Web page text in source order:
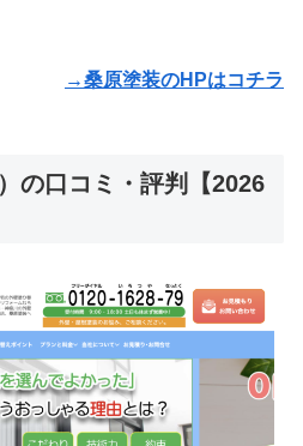
→桑原塗装のHPはコチラ
の口コミ・評判【2026